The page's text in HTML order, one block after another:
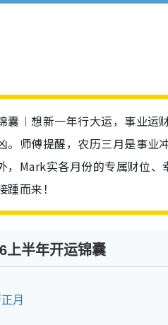
囊︱想新一年行大运，事业
。师傅提醒，农历三月是事
，Mark实各月份的专属财位
而来！
上半年开运锦囊
月